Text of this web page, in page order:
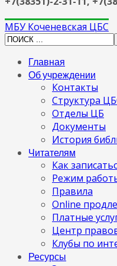
МБУ Коченевская ЦБС
Главная
Об учреждении
Контакты
Структура
Отделы ЦБ
Документы
История
Читателям
Как
Режим
Правила
Online
Платные
Центр
Клубы по
Ресурсы